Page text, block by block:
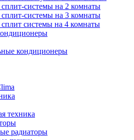
системы на 2 комнаты
системы на 3 комнаты
системы на 4 комнаты
кондиционеры
техника
радиаторы